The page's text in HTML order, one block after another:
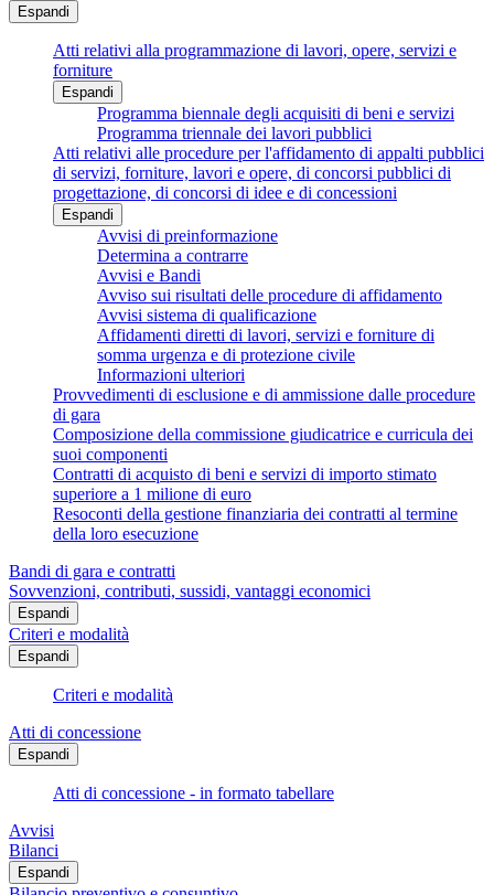
Espandi
Atti relativi alla programmazione di lavori, opere, servizi e
forniture
Espandi
Programma biennale degli acquisiti di beni e servizi
Programma triennale dei lavori pubblici
Atti relativi alle procedure per l'affidamento di appalti pubblici
di servizi, forniture, lavori e opere, di concorsi pubblici di
progettazione, di concorsi di idee e di concessioni
Espandi
Avvisi di preinformazione
Determina a contrarre
Avvisi e Bandi
Avviso sui risultati delle procedure di affidamento
Avvisi sistema di qualificazione
Affidamenti diretti di lavori, servizi e forniture di
somma urgenza e di protezione civile
Informazioni ulteriori
Provvedimenti di esclusione e di ammissione dalle procedure
di gara
Composizione della commissione giudicatrice e curricula dei
suoi componenti
Contratti di acquisto di beni e servizi di importo stimato
superiore a 1 milione di euro
Resoconti della gestione finanziaria dei contratti al termine
della loro esecuzione
Bandi di gara e contratti
Sovvenzioni, contributi, sussidi, vantaggi economici
Espandi
Criteri e modalità
Espandi
Criteri e modalità
Atti di concessione
Espandi
Atti di concessione - in formato tabellare
Avvisi
Bilanci
Espandi